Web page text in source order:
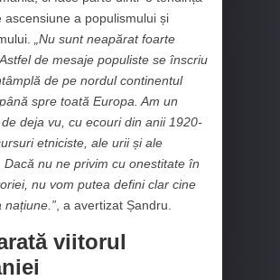
ascensiune a populismului și
„Nu sunt neapărat foarte
de mesaje populiste se înscriu
de pe nordul continentul
spre toată Europa. Am un
deja vu, cu ecouri din anii 1920-
etniciste, ale urii și ale
Dacă nu ne privim cu onestitate în
nu vom putea defini clar cine
națiune.” , a avertizat Șandru.
viitorul